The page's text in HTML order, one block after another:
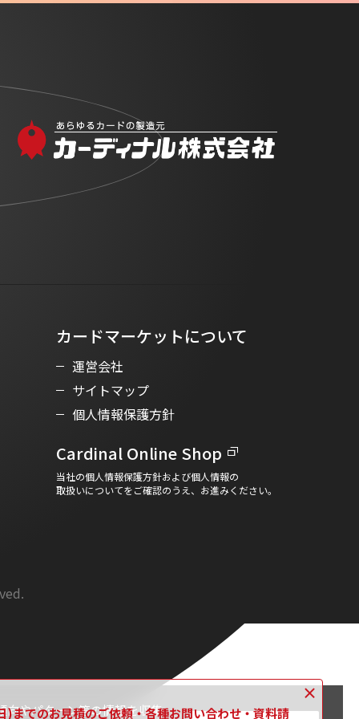
カードマーケットについて
運営会社
サイトマップ
個人情報保護方針
Cardinal Online Shop
当社の個人情報保護方針および個人情報の
取扱いについてをご確認のうえ、お進みください。
×
でのお見積のご依頼・各種お問い合わせ・資料請
向やパターン等の情報を収集